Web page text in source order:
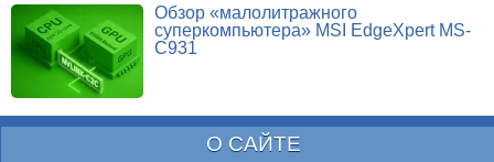
Обзор «малолитражного
суперкомпьютера» MSI EdgeXpert MS-
C931
О САЙТЕ